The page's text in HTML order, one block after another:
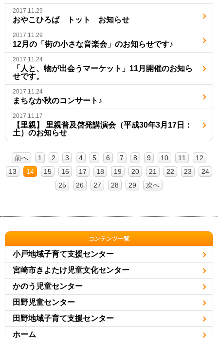
2017.11.29
おやこひろば トット お知らせ
2017.11.29
12月の「街の小さな音楽会」のお知らせです♪
2017.11.24
「人と、物が出会うマーケット」11月開催のお知ら
せです。
2017.11.24
まちなか秋のコンサート♪
2017.11.17
【里親】 里親普及啓発講演会（平成30年3月17日：
土）のお知らせ
前へ 1 2 3 4 5 6 7 8 9 10 11
12
13
14 15 16 17 18 19 20 21 22 23
24
25
26 27 28 29 次へ
コンテンツ一覧
小戸地域子育て支援センター
宮崎市きよたけ児童文化センター
かのう児童センター
田野児童センター
田野地域子育て支援センター
ホーム